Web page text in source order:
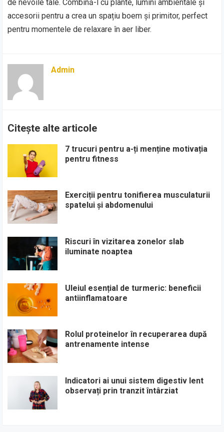
de nevoile tale. Combină-l cu plante, lumini ambientale și
accesorii pentru a crea un spațiu boem și primitor, perfect
pentru momentele de relaxare în aer liber.
Admin
Citește alte articole
7 trucuri pentru a-ți menține motivația
pentru fitness
Exerciții pentru tonifierea musculaturii
spatelui și abdomenului
Riscuri în vizitarea zonelor slab
iluminate noaptea
Uleiul esențial de turmeric: beneficii
antiinflamatoare
Rolul proteinelor în recuperarea după
antrenamente intense
Indicatori ai unui sistem digestiv lent
observați prin tranzit întârziat